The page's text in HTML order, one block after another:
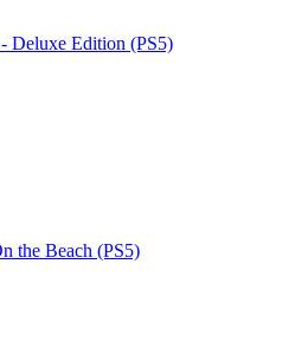
Deluxe Edition (PS5)
the Beach (PS5)